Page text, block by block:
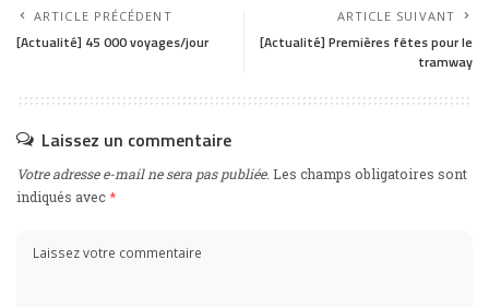
ARTICLE PRÉCÉDENT
[Actualité] 45 000 voyages/jour
ARTICLE SUIVANT
[Actualité] Premières fêtes pour le
tramway
Laissez un commentaire
Votre adresse e-mail ne sera pas publiée. Les champs obligatoires sont
indiqués avec *